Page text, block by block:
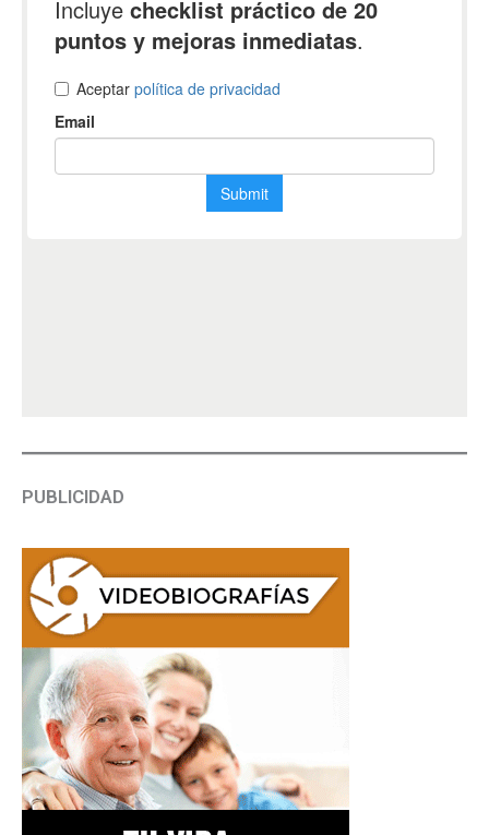
PUBLICIDAD